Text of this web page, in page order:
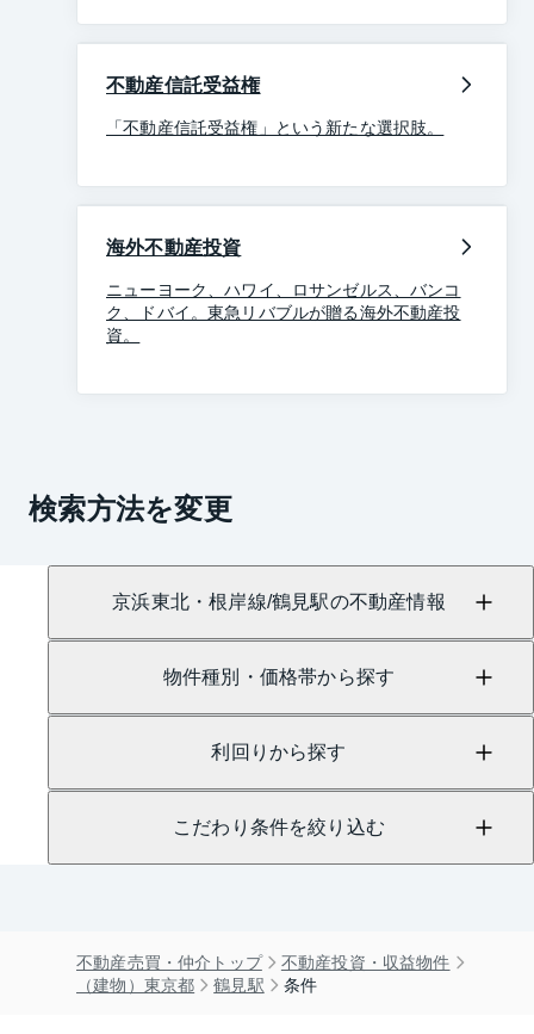
不動産信託受益権
「不動産信託受益権」という新たな選択肢。
海外不動産投資
ニューヨーク、ハワイ、ロサンゼルス、バンコ
ク、ドバイ。東急リバブルが贈る海外不動産投
資。
検索方法を変更
京浜東北・根岸線/鶴見駅の不動産情報
物件種別・価格帯から探す
利回りから探す
こだわり条件を絞り込む
不動産売買・仲介トップ
不動産投資・収益物件
（建物）東京都
鶴見駅 条件